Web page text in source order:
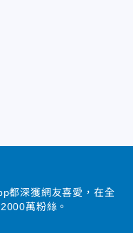
都深獲網友喜愛，在全
萬粉絲。